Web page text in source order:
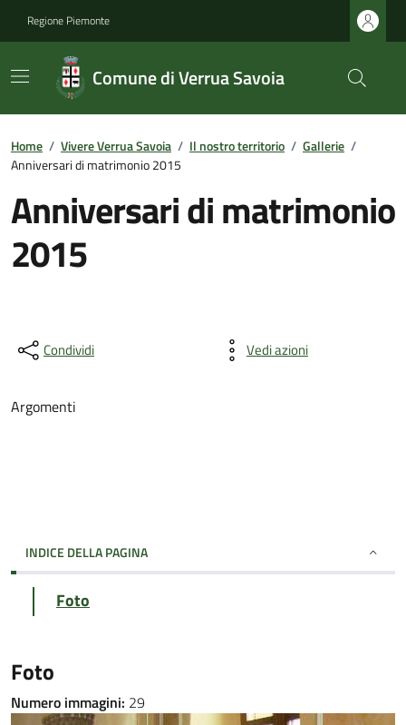
Regione Piemonte
Comune di Verrua Savoia
Home / Vivere Verrua Savoia / Il nostro territorio / Gallerie /
Anniversari di matrimonio 2015
Anniversari di matrimonio
2015
Condividi Vedi azioni
Argomenti
INDICE DELLA PAGINA
Foto
Foto
Numero immagini: 29